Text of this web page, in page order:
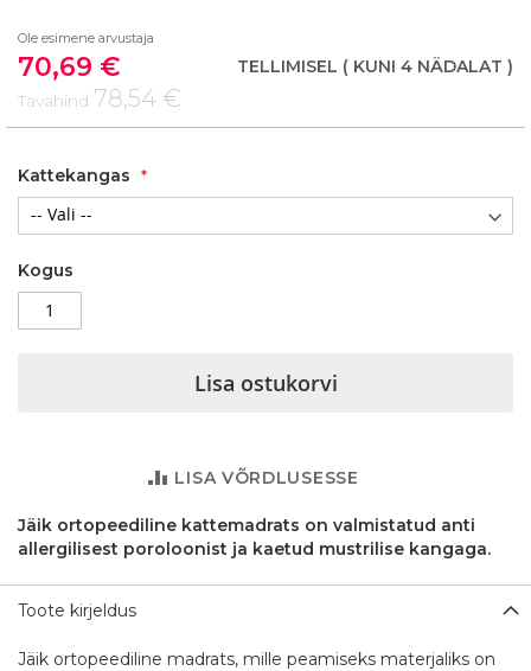
of
the
images
gallery
Ole esimene arvustaja
Soodushind
70,69 €
Tavahind 78,54 €
TELLIMISEL ( KUNI 4 NÄDALAT )
Kattekangas
Kogus
Lisa ostukorvi
LISA VÕRDLUSESSE
Jäik ortopeediline kattemadrats on valmistatud anti
allergilisest poroloonist ja kaetud mustrilise kangaga.
Toote kirjeldus
Jäik ortopeediline madrats, mille peamiseks materjaliks on